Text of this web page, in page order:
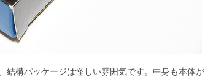
構パッケージは怪しい雰囲気です。中身も本体が